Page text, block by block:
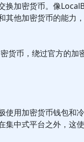
换加密货币。像
其他加密货币的能力
货币，绕过官方的加
使用加密货币钱包和
集中式平台之外，这